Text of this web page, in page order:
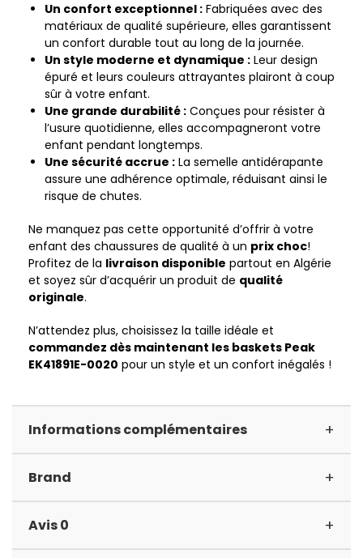
Un confort exceptionnel : Fabriquées avec des
matériaux de qualité supérieure, elles garantissent
un confort durable tout au long de la journée.
Un style moderne et dynamique : Leur design
épuré et leurs couleurs attrayantes plairont à coup
sûr à votre enfant.
Une grande durabilité : Conçues pour résister à
l’usure quotidienne, elles accompagneront votre
enfant pendant longtemps.
Une sécurité accrue : La semelle antidérapante
assure une adhérence optimale, réduisant ainsi le
risque de chutes.
Ne manquez pas cette opportunité d’offrir à votre
enfant des chaussures de qualité à un prix choc!
Profitez de la livraison disponible partout en Algérie
et soyez sûr d’acquérir un produit de qualité
originale.
N’attendez plus, choisissez la taille idéale et
commandez dès maintenant les baskets Peak
EK41891E-0020 pour un style et un confort inégalés !
Informations complémentaires +
Brand +
Avis 0 +